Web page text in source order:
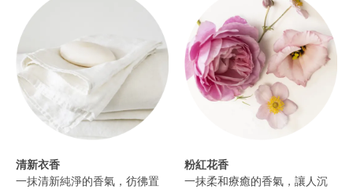
清新衣香
一抹清新純淨的香氣，彷彿置
粉紅花香
一抹柔和療癒的香氣，讓人沉